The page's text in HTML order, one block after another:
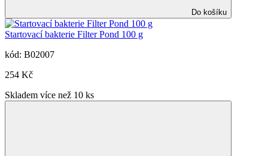
Do košíku
Startovací bakterie Filter Pond 100 g
kód: B02007
254 Kč
Skladem více než 10 ks